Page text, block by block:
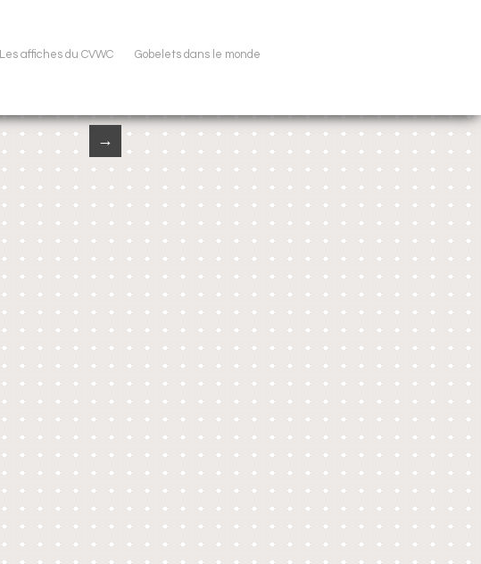
Les affiches du CVWC Gobelets dans le monde
→